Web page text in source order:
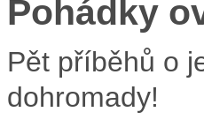
Pohádky
Pět příběhů o
dohromady!